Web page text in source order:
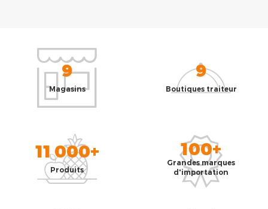
9
Magasins
9
Boutiques traiteur
11 000+
Produits
100+
Grandes marques
d'importation